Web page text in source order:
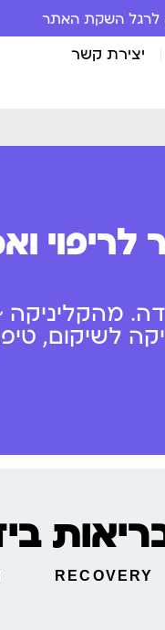
10% הנחה לרגל השקת האתר
יצירת קשר
לריפוי
טיפוח
RECOVERY